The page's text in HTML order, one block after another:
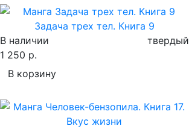
Задача трех тел. Книга 9
В наличии
твердый
1 250 р.
В корзину